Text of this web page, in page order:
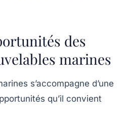
des
marines
s’accompagne d’une
qu’il convient